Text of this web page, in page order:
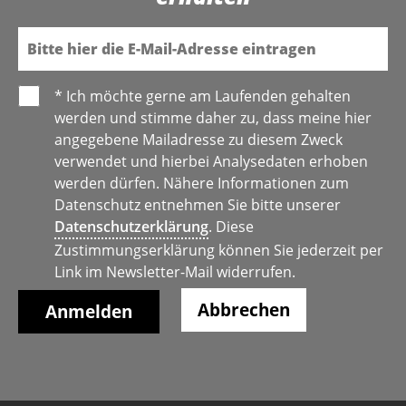
E-Mail
* Ich möchte gerne am Laufenden gehalten
werden und stimme daher zu, dass meine hier
angegebene Mailadresse zu diesem Zweck
verwendet und hierbei Analysedaten erhoben
werden dürfen. Nähere Informationen zum
Datenschutz entnehmen Sie bitte unserer
Datenschutzerklärung. Diese
Zustimmungserklärung können Sie jederzeit per
Link im Newsletter-Mail widerrufen.
Abbrechen